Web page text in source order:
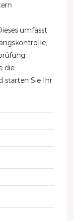
umfasst
die
starten Sie Ihr